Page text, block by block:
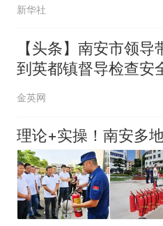
新华社
【头条】南安市领导
到英都镇督导检查安
产工作
金英网
理论+实操！南安多